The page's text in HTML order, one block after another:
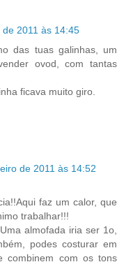
2011 às 14:45
das tuas galinhas, um
ovod, com tantas
ficava muito giro.
de 2011 às 14:52
faz um calor, que
trabalhar!!!
almofada iria ser 1o,
podes costurar em
combinem com os tons